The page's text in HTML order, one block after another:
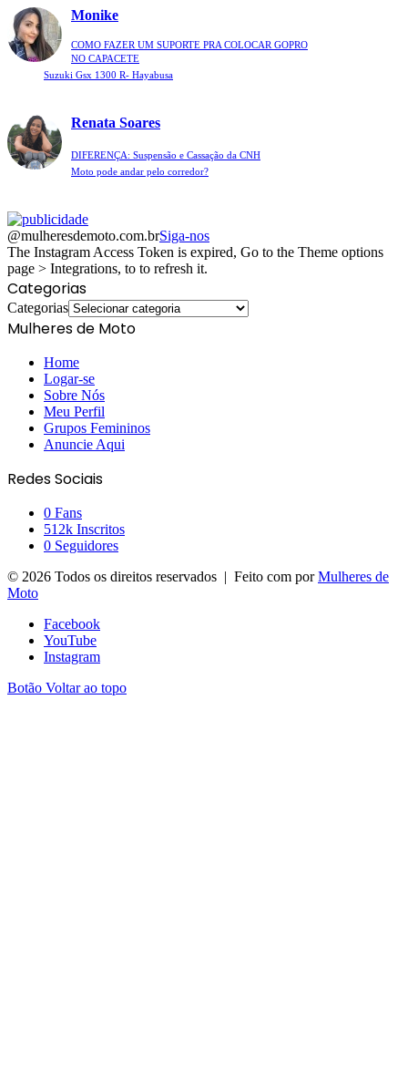
Monike
COMO FAZER UM SUPORTE PRA COLOCAR GOPRO
NO CAPACETE
Suzuki Gsx 1300 R- Hayabusa
Renata Soares
DIFERENÇA: Suspensão e Cassação da CNH
Moto pode andar pelo corredor?
@mulheresdemoto.com.brSiga-nos
The Instagram Access Token is expired, Go to the Theme options
page > Integrations, to to refresh it.
Categorias
Categorias
Mulheres de Moto
Home
Logar-se
Sobre Nós
Meu Perfil
Grupos Femininos
Anuncie Aqui
Redes Sociais
0 Fans
512k Inscritos
0 Seguidores
© 2026 Todos os direitos reservados | Feito com porMulheres de
Moto
Facebook
YouTube
Instagram
Botão Voltar ao topo